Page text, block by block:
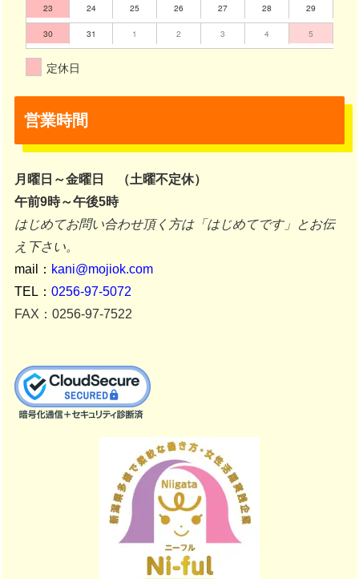
23 24 25 26 27 28 29
30 31 1 2 3 4 5
定休日
営業時間
月曜日～金曜日 （土曜不定休）
午前9時～午後5時
はじめてお問い合わせ頂く方は「はじめてです」とお伝
え下さい。
mail： kani@mojiok.com
TEL：0256-97-5072
FAX：0256-97-7522